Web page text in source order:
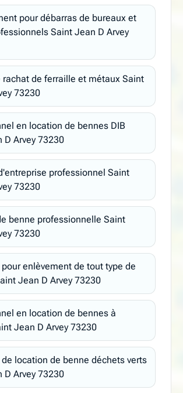
pour débarras de bureaux et
Saint Jean D Arvey
rachat de ferraille et métaux Saint
73230
en location de bennes DIB
D Arvey 73230
professionnel Saint
73230
benne professionnelle Saint
73230
enlèvement de tout type de
Jean D Arvey 73230
en location de bennes à
Jean D Arvey 73230
location de benne déchets verts
D Arvey 73230